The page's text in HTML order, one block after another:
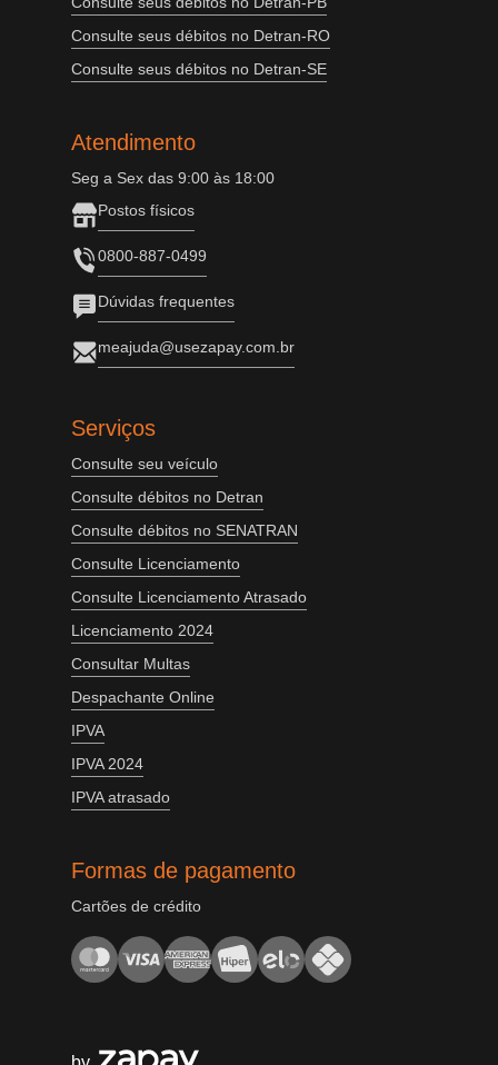
Consulte seus débitos no Detran-RO
Consulte seus débitos no Detran-SE
Atendimento
Seg a Sex das 9:00 às 18:00
Postos físicos
0800-887-0499
Dúvidas frequentes
meajuda@usezapay.com.br
Serviços
Consulte seu veículo
Consulte débitos no Detran
Consulte débitos no SENATRAN
Consulte Licenciamento
Consulte Licenciamento Atrasado
Licenciamento 2024
Consultar Multas
Despachante Online
IPVA
IPVA 2024
IPVA atrasado
Formas de pagamento
Cartões de crédito